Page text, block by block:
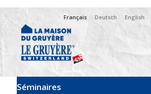
Français Deutsch English
Séminaires